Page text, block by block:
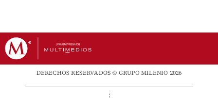
DERECHOS RESERVADOS © GRUPO MILENIO 2026